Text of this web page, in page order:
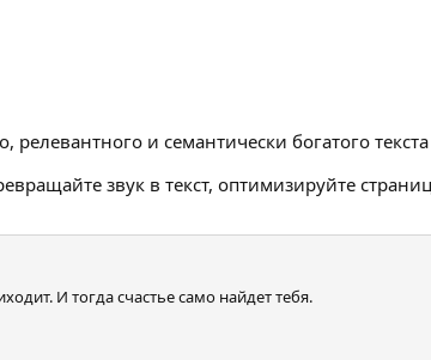
и семантически богатого
звук в текст, оптимизируйте
И тогда счастье само найдет тебя.